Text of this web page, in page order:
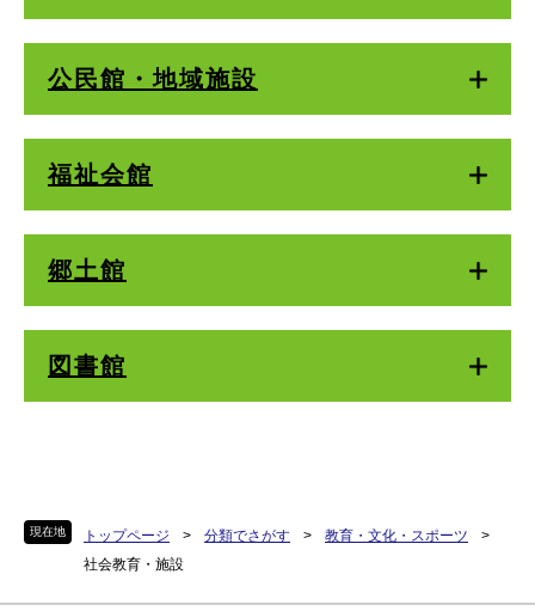
現在地 トップページ > 分類でさがす > 教育・文化・スポーツ
>
社会教育・施設
公民館・地域施設
福祉会館
郷土館
図書館